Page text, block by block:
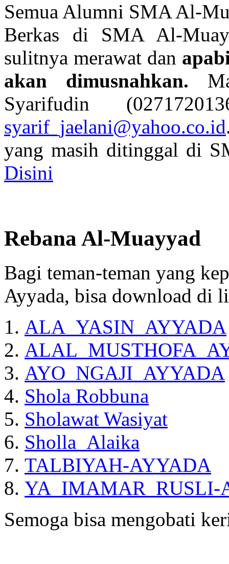
Semua Alumni SMA Al-
Berkas di SMA Al-
sulitnya merawat dan
akan dimusnahkan.
Syarifudin
syarif_jaelani@yahoo.co.id
yang masih ditinggal di
Disini
Rebana Al-Muayyad
Bagi teman-teman yang
Ayyada, bisa download di
ALA_YASIN_AYYADA
AYO_NGAJI_AYYADA
Shola Robbuna
Sholawat Wasiyat
Sholla_Alaika
TALBIYAH-AYYADA
YA_IMAMAR_RUSLI-
Semoga bisa mengobati